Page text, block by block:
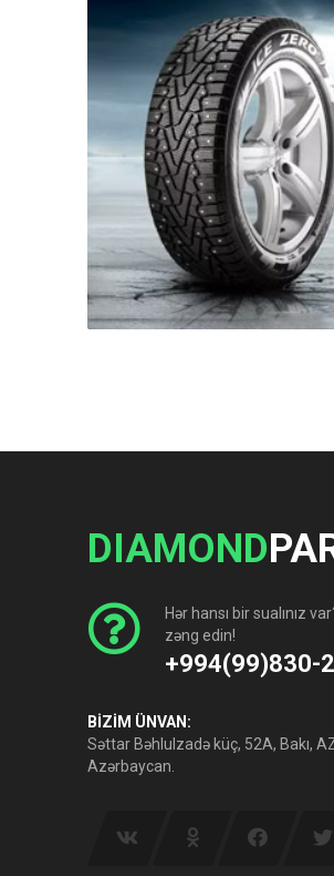
DIAMOND
Hər hansı bir sualınız
zəng edin!
+994(99)830-
BİZİM ÜNVAN:
Səttar Bəhlulzadə küç, 52A, Bakı,
Azərbaycan.